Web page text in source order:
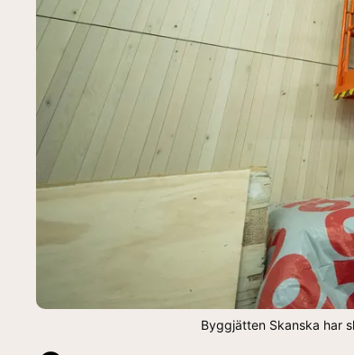
Byggjätten Skanska har